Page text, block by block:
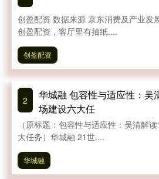
创盈配资 数据来源 京东消费及产业发
创盈配资，客厅里有抽纸....
创盈配资
2
华城融 包容性与适应性：吴
场建设六大任
（原标题：包容性与适应性：吴清解
大任务）华城融 21世....
华城融